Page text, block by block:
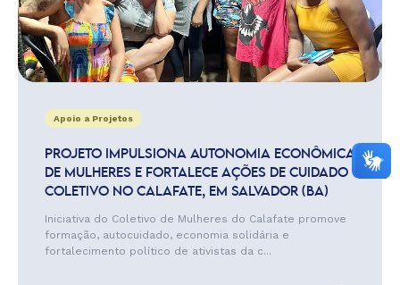
Apoio a Projetos
PROJETO IMPULSIONA AUTONOMIA ECONÔMICA
DE MULHERES E FORTALECE AÇÕES DE CUIDADO
COLETIVO NO CALAFATE, EM SALVADOR (BA)
Iniciativa do Coletivo de Mulheres do Calafate promove
formação, autocuidado, economia solidária e
fortalecimento político de ativistas da c...